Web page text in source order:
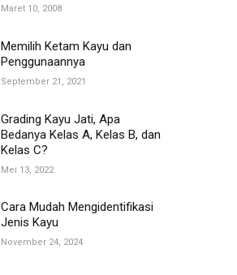
Maret 10, 2008
Memilih Ketam Kayu dan
Penggunaannya
September 21, 2021
Grading Kayu Jati, Apa
Bedanya Kelas A, Kelas B, dan
Kelas C?
Mei 13, 2022
Cara Mudah Mengidentifikasi
Jenis Kayu
November 24, 2024